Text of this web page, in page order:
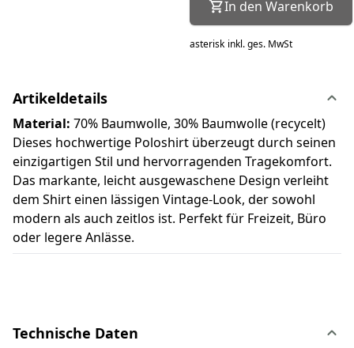
In den Warenkorb
asterisk inkl. ges. MwSt
Artikeldetails
Material: 70% Baumwolle, 30% Baumwolle (recycelt)
Dieses hochwertige Poloshirt überzeugt durch seinen
einzigartigen Stil und hervorragenden Tragekomfort.
Das markante, leicht ausgewaschene Design verleiht
dem Shirt einen lässigen Vintage-Look, der sowohl
modern als auch zeitlos ist. Perfekt für Freizeit, Büro
oder legere Anlässe.
Technische Daten